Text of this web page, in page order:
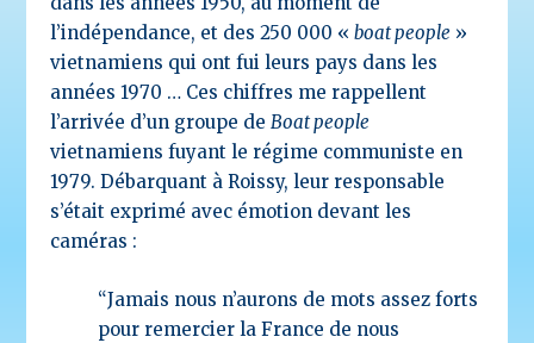
l’indépendance, et des 250 000 «boat people »
vietnamiens qui ont fui leurs pays dans les
années 1970 … Ces chiffres me rappellent
l’arrivée d’un groupe de Boat people
vietnamiens fuyant le régime communiste en
1979. Débarquant à Roissy, leur responsable
s’était exprimé avec émotion devant les
caméras :
“Jamais nous n’aurons de mots assez forts
pour remercier la France de nous